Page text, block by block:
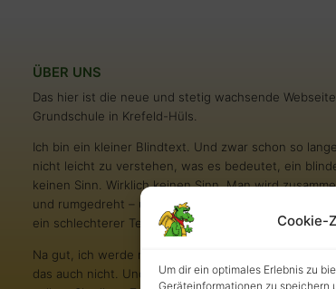
Cookie-
Um dir ein optimales Erlebnis zu
Geräteinformationen zu speichern
ÜBER UNS
Das hier ist die neue und stetig wachsende
Grundschule in Krefeld-Hüls.
Ich bin ein kleiner Blindtext. Und zwar schon so
nicht leicht zu verstehen, was es bedeutet, ein
keinen Sinn. Wirklich keinen Sinn. Man wird
und rumgedreht – und oftmals gar nicht erst
ein schlechterer Text als andere?
Na gut, ich werde nie in den Bestsellerlisten stehen.
das auch nicht. Und darum stört es mich nicht